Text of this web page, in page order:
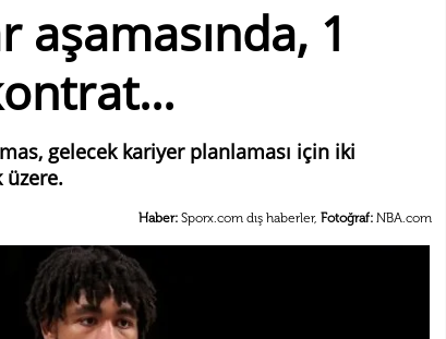
1
gelecek kariyer planlaması için iki
üzere.
Haber: Sporx.com dış haberler, Fotoğraf: NBA.com